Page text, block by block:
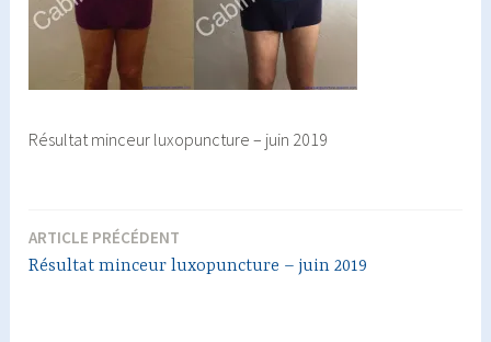
Résultat minceur luxopuncture – juin 2019
Navigation
ARTICLE PRÉCÉDENT
Résultat minceur luxopuncture – juin 2019